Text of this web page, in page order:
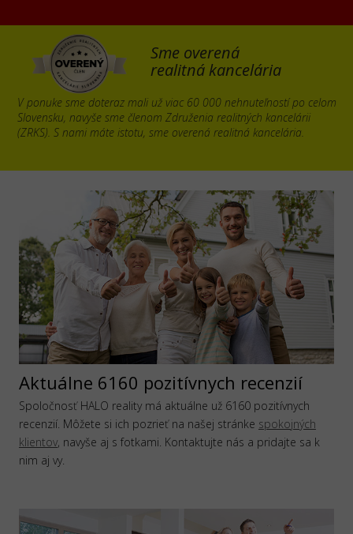
Sme overená
realitná kancelária
V ponuke sme doteraz mali už viac 60 000 nehnuteľností po celom
Slovensku, navyše sme členom Združenia realitných kancelárii
(ZRKS). S nami máte istotu, sme overená realitná kancelária.
Aktuálne 6160 pozitívnych recenzií
Spoločnosť HALO reality má aktuálne už 6160 pozitívnych
recenzií. Môžete si ich pozrieť na našej stránke spokojných
klientov, navyše aj s fotkami. Kontaktujte nás a pridajte sa k
nim aj vy.